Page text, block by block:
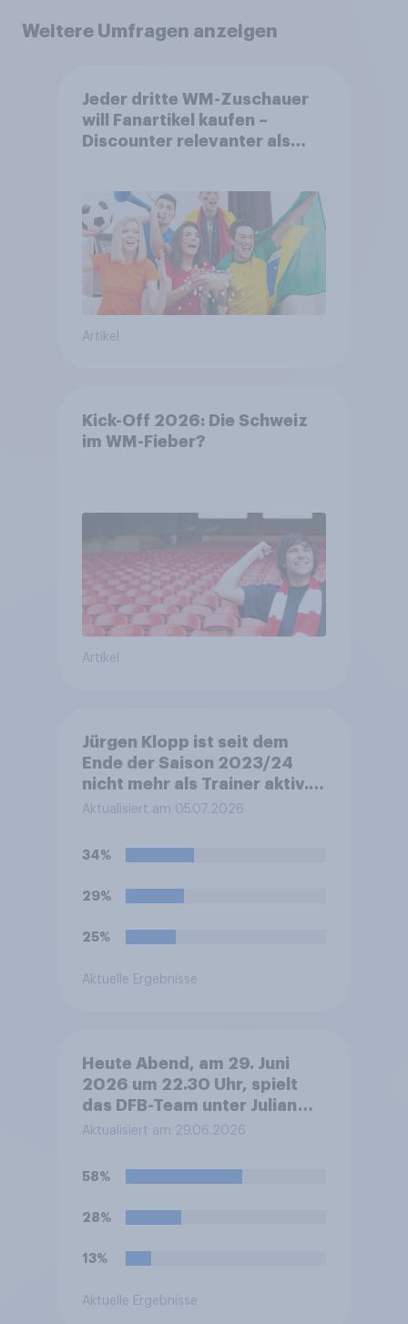
Weitere Umfragen anzeigen
Jeder dritte WM-Zuschauer
will Fanartikel kaufen –
Discounter relevanter als
Artikel
Kick-Off 2026: Die Schweiz
im WM-Fieber?​
Artikel
Jürgen Klopp ist seit dem
Ende der Saison 2023/24
nicht mehr als Trainer aktiv.
Seit dem 1. Januar 2025 ist er
Red Bull aktiv. Während der
FIFA-Weltmeisterschaft
2026 tritt er zudem als
Aktuell ist Jürgen Klopp im
für die deutsche
Klopp der nächste Trainer
der deutschen
Fußballnationalmannschaft
Aktualisiert am 05.07.2026
34%
29%
25%
Aktuelle Ergebnisse
Heute Abend, am 29. Juni
2026 um 22.30 Uhr, spielt
das DFB-Team unter Julian
Nagelsmann bei der Fußball-
Finalspiel gegen Paraguay.
Was glauben Sie, wer das
Spiel gewinnen und damit ins
Aktualisiert am 29.06.2026
58%
28%
13%
Aktuelle Ergebnisse